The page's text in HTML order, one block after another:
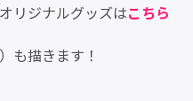
リジナルグッズはこちら
も描きます！